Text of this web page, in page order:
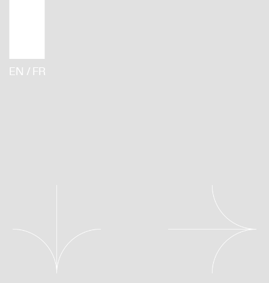
EN / FR